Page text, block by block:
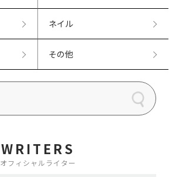
ネイル
その他
WRITERS
オフィシャルライター